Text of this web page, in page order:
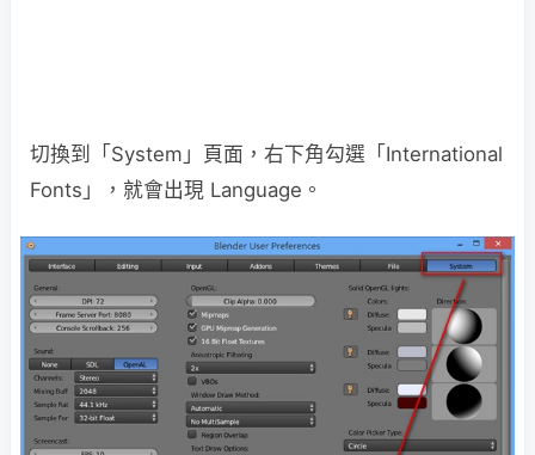
切換到「System」頁面，右下角勾選「International
Fonts」，就會出現 Language。